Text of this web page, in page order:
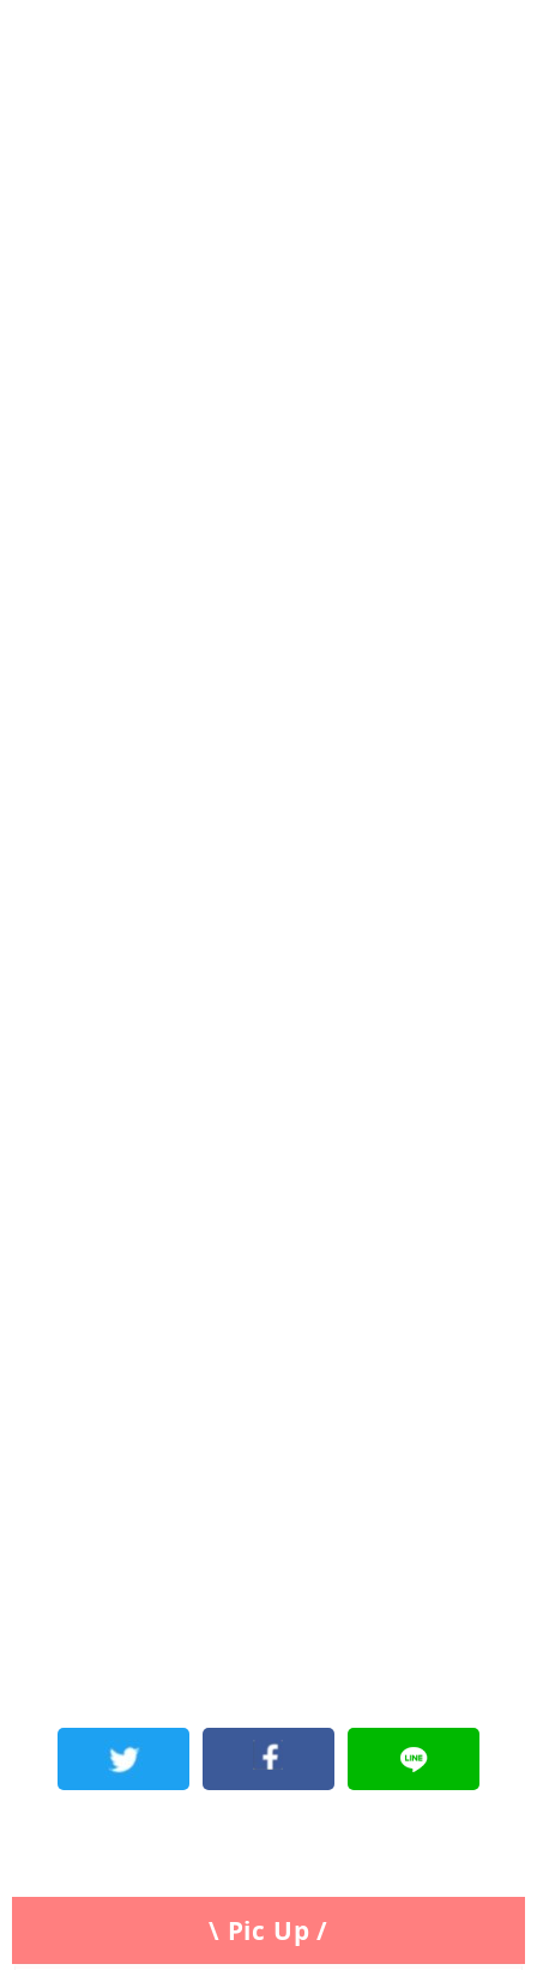
\ Pic Up /